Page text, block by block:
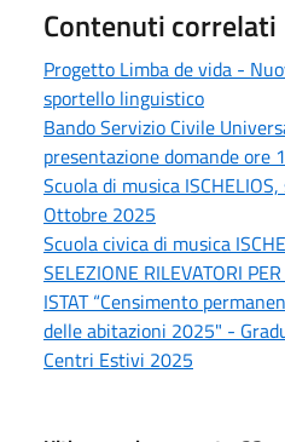
Contenuti correlati
Progetto Limba de vida -
sportello linguistico
Bando Servizio Civile
presentazione domande ore
Scuola di musica
Ottobre 2025
Scuola civica di musica
SELEZIONE RILEVATORI
ISTAT “Censimento
delle abitazioni 2025" -
Centri Estivi 2025